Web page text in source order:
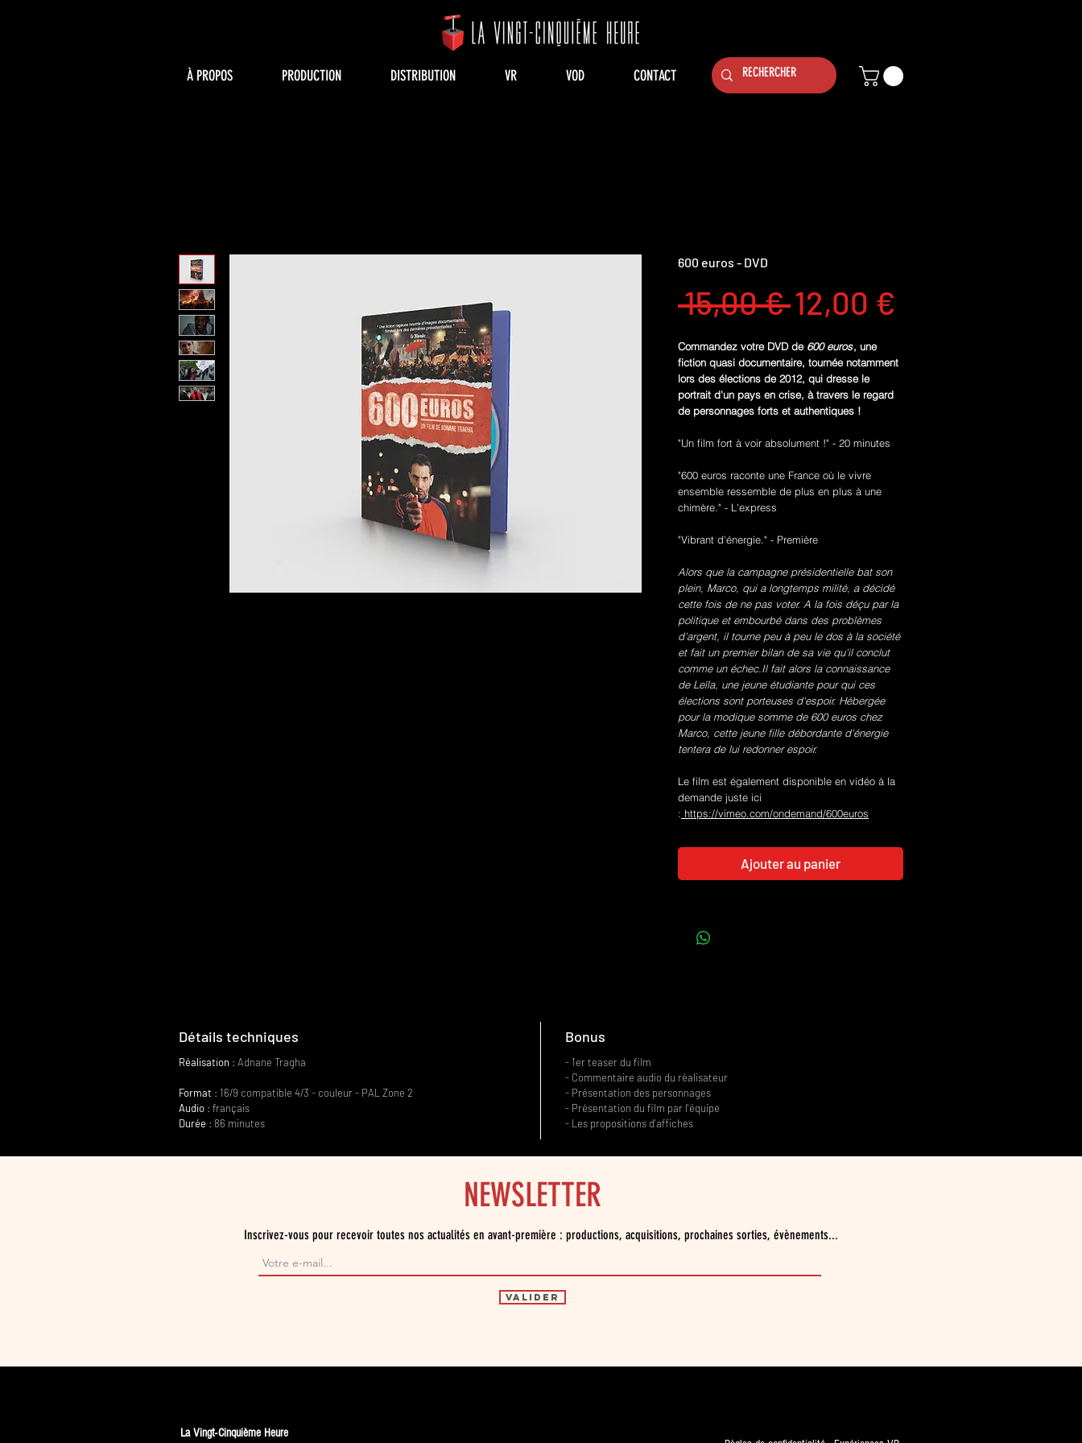
À PROPOS PRODUCTION DISTRIBUTION VR VOD CONTACT
600 euros - DVD
15,00 € Prix
original
12,00 €
Commandez votre DVD de 600 euros, une
fiction quasi documentaire, tournée notamment
lors des élections de 2012, qui dresse le
portrait d'un pays en crise, à travers le regard
de personnages forts et authentiques !
"Un film fort à voir absolument !" - 20 minutes
"600 euros raconte une France où le vivre
ensemble ressemble de plus en plus à une
chimère." - L'express
"Vibrant d'énergie." - Première
Alors que la campagne présidentielle bat son
plein, Marco, qui a longtemps milité, a décidé
cette fois de ne pas voter. A la fois déçu par la
politique et embourbé dans des problèmes
d'argent, il tourne peu à peu le dos à la société
et fait un premier bilan de sa vie qu'il conclut
comme un échec.Il fait alors la connaissance
de Leïla, une jeune étudiante pour qui ces
élections sont porteuses d'espoir. Hébergée
pour la modique somme de 600 euros chez
Marco, cette jeune fille débordante d'énergie
tentera de lui redonner espoir.
Le film est également disponible en vidéo à la
demande juste ici
: https://vimeo.com/ondemand/600euros
Ajouter au panier
Détails techniques
Réalisation : Adnane Tragha
Format : 16/9 compatible 4/3 - couleur - PAL Zone 2
Audio : français
Durée : 86 minutes
Bonus
- 1er teaser du film
- Commentaire audio du réalisateur
- Présentation des personnages
- Présentation du film par l'équipe
- Les propositions d'affiches
NEWSLETTER
Inscrivez-vous pour recevoir toutes nos actualités en avant-première : productions, acquisitions, prochaines sorties, évènements...
Valider
La Vingt-Cinquième Heure